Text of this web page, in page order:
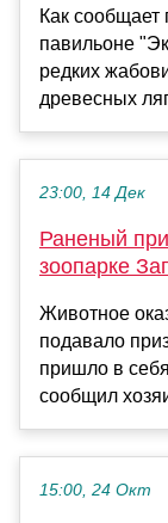
Как сообщает
павильоне
редких
древесных
23:00, 14 Дек
Раненый
зоопарке
Животное
подавало
пришло в
сообщил
15:00, 24 Окт